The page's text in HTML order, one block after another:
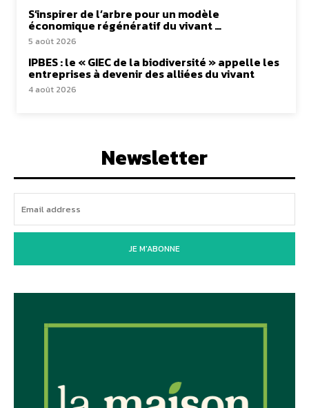
S’inspirer de l’arbre pour un modèle
économique régénératif du vivant …
5 août 2026
IPBES : le « GIEC de la biodiversité » appelle les
entreprises à devenir des alliées du vivant
4 août 2026
Newsletter
JE M'ABONNE